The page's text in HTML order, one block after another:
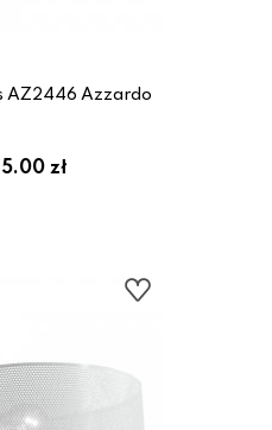
AZ2446 Azzardo
zł